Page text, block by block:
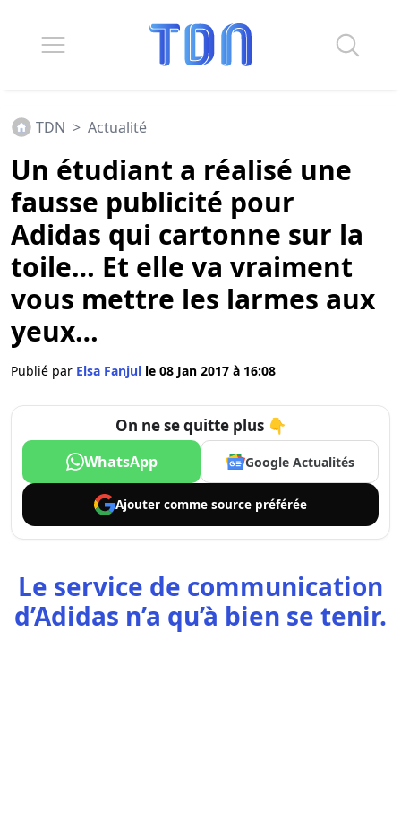
TDN > Actualité
Un étudiant a réalisé une
fausse publicité pour
Adidas qui cartonne sur la
toile… Et elle va vraiment
vous mettre les larmes aux
yeux…
Publié par Elsa Fanjul le 08 Jan 2017 à 16:08
On ne se quitte plus 👇
WhatsApp Google Actualités
Ajouter comme source préférée
Le service de communication
d’Adidas n’a qu’à bien se tenir.